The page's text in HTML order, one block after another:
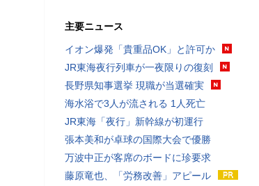
主要ニュース
イオン爆発「貴重品OK」と許可か
JR東海夜行列車が一夜限りの復刻
長野県知事選挙 現職が当選確実
海水浴で3人が流される 1人死亡
JR東海「夜行」新幹線が初運行
張本美和が卓球の国際大会で優勝
万波中正が客席のボードに珍要求
藤原竜也、「労務改善」アピール